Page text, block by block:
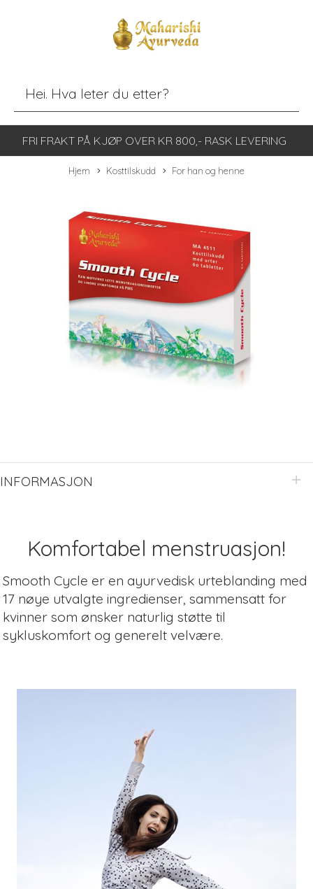
FRI FRAKT PÅ KJØP OVER KR 800,- RASK LEVERING
Hjem Kosttilskudd For han og henne
INFORMASJON
Komfortabel menstruasjon!
Smooth Cycle er en ayurvedisk urteblanding med
17 nøye utvalgte ingredienser, sammensatt for
kvinner som ønsker naturlig støtte til
sykluskomfort og generelt velvære.